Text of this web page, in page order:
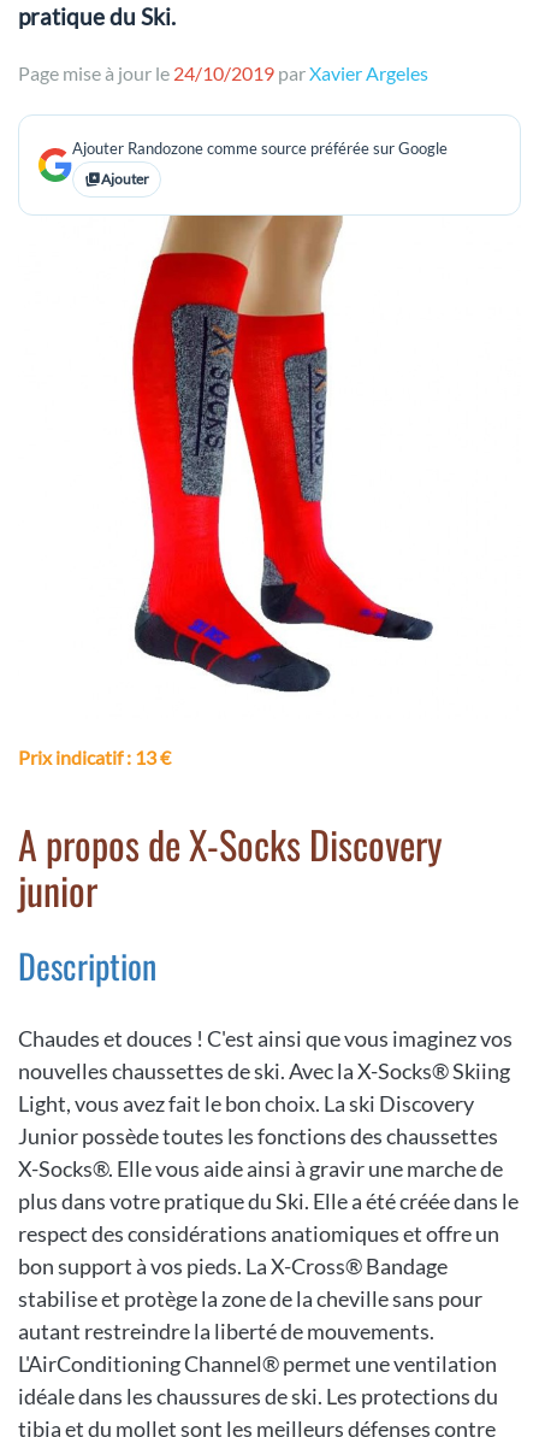
pratique du Ski.
Page mise à jour le 24/10/2019 parXavier Argeles
Ajouter Randozone comme source préférée sur Google
Ajouter
Prix indicatif: 13 €
A propos de X-Socks Discovery
junior
Description
Chaudes et douces ! C'est ainsi que vous imaginez vos
nouvelles chaussettes de ski. Avec la X-Socks® Skiing
Light, vous avez fait le bon choix. La ski Discovery
Junior possède toutes les fonctions des chaussettes
X-Socks®. Elle vous aide ainsi à gravir une marche de
plus dans votre pratique du Ski. Elle a été créée dans le
respect des considérations anatiomiques et offre un
bon support à vos pieds. La X-Cross® Bandage
stabilise et protège la zone de la cheville sans pour
autant restreindre la liberté de mouvements.
L'AirConditioning Channel® permet une ventilation
idéale dans les chaussures de ski. Les protections du
tibia et du mollet sont les meilleurs défenses contre